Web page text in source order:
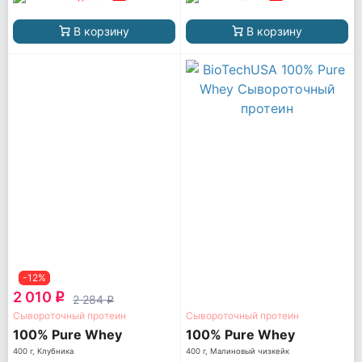
В корзину В корзину
-12%
2 010 q 2 284q
Сывороточный протеин
100% Pure Whey
400 г, Клубника
Сывороточный протеин
100% Pure Whey
400 г, Малиновый чизкейк